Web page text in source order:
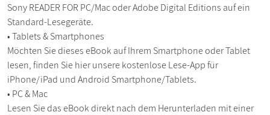
Sony READER FOR PC/Mac oder Adobe Digital Editions auf ein
Standard-Lesegeräte.
• Tablets & Smartphones
Möchten Sie dieses eBook auf Ihrem Smartphone oder Tablet
lesen, finden Sie hier unsere kostenlose Lese-App für
iPhone/iPad und Android Smartphone/Tablets.
• PC & Mac
Lesen Sie das eBook direkt nach dem Herunterladen mit einer